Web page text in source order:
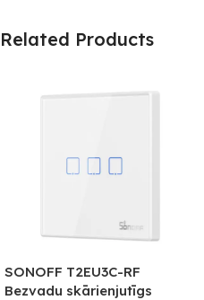
Related Products
SONOFF T2EU3C-RF
Bezvadu skārienjutīgs